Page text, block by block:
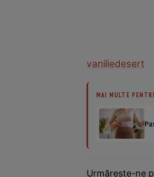
vaniliedesert
MAI MULTE
Urmărește-ne